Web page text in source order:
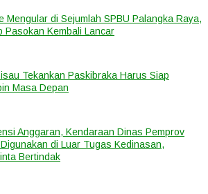
Mengular di Sejumlah SPBU Palangka Raya,
Pasokan Kembali Lancar
Tekankan Paskibraka Harus Siap
Masa Depan
Anggaran, Kendaraan Dinas Pemprov
di Luar Tugas Kedinasan,
Bertindak